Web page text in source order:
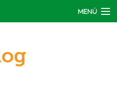
MENÚ